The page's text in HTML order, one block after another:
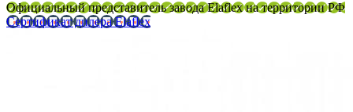
Официальный представитель завода Elaflex на территории РФ
Сертификат дилера Elaflex